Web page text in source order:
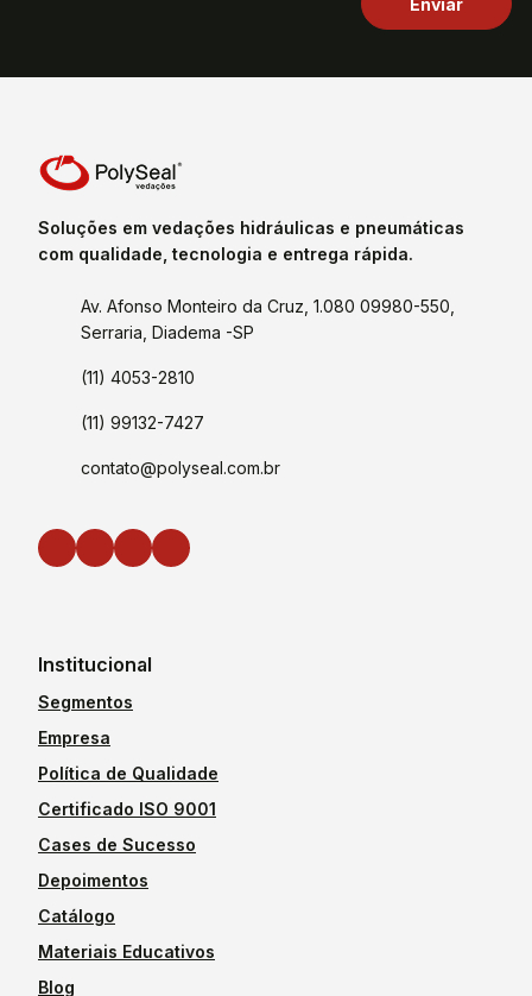
Soluções em vedações hidráulicas e pneumáticas
com qualidade, tecnologia e entrega rápida.
Av. Afonso Monteiro da Cruz, 1.080 09980-550,
Serraria, Diadema -SP
(11) 4053-2810
(11) 99132-7427
contato@polyseal.com.br
Institucional
Segmentos
Empresa
Política de Qualidade
Certificado ISO 9001
Cases de Sucesso
Depoimentos
Catálogo
Materiais Educativos
Blog